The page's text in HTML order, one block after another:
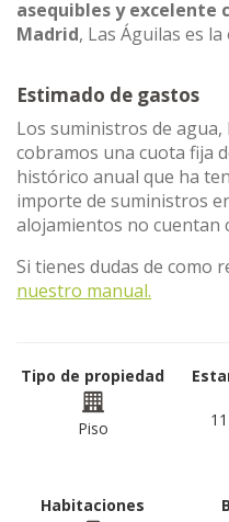
asequibles y excelente
Madrid, Las Águilas es
Estimado de gastos
Los suministros de
cobramos una cuota fija
histórico anual que ha
importe de suministros
alojamientos no cuentan
Si tienes dudas de como
nuestro manual.
Tipo de propiedad
Piso
Habitaciones